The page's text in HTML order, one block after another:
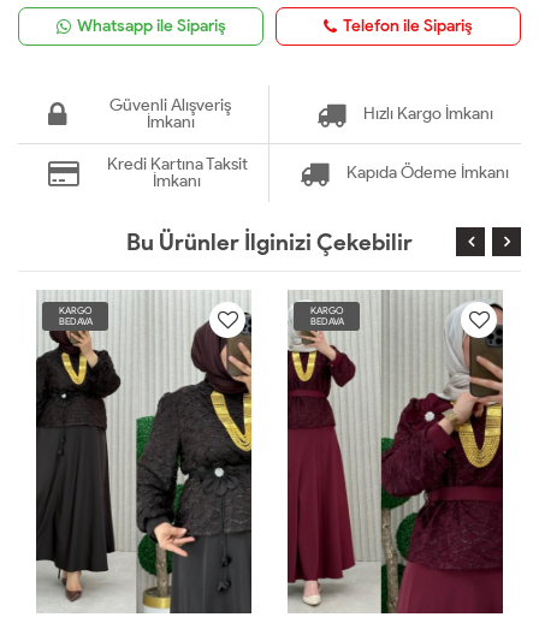
Whatsapp ile Sipariş Telefon ile Sipariş
Güvenli Alışveriş
İmkanı
Hızlı Kargo İmkanı
Kredi Kartına Taksit
İmkanı
Kapıda Ödeme İmkanı
Bu Ürünler İlginizi Çekebilir
KARGO
BEDAVA
KARGO
BEDAVA